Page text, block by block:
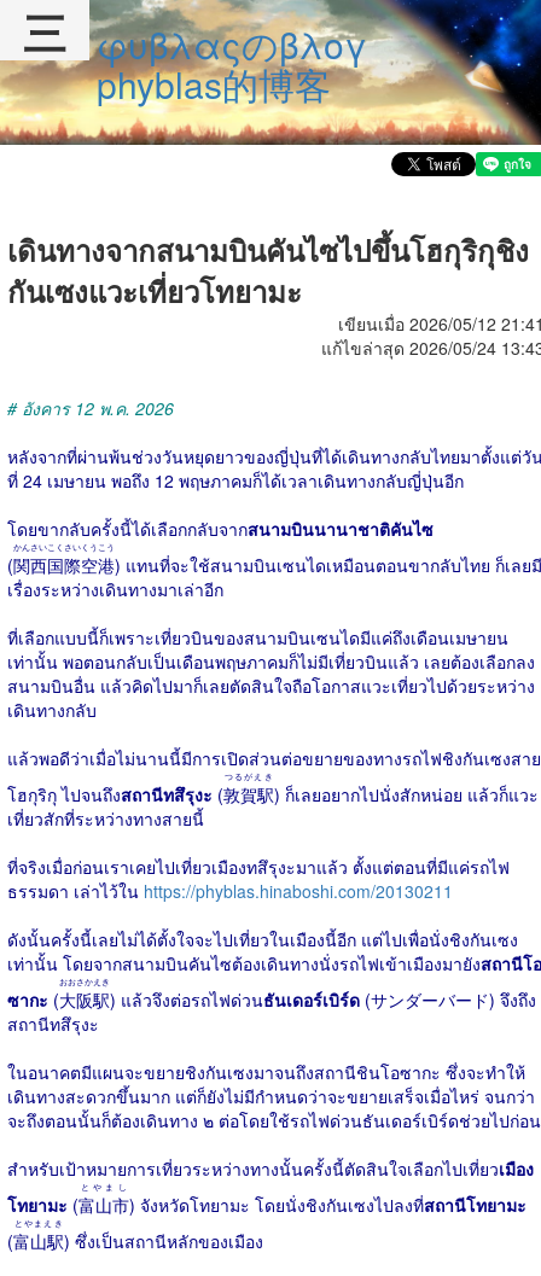
φυβλαςのβλογ
phyblas的博客
เดินทางจากสนามบินคันไซไปขึ้นโฮกุริกุชิง
กันเซงแวะเที่ยวโทยามะ
เขียนเมื่อ 2026/05/12
แก้ไขล่าสุด 2026/05/24
# อังคาร 12 พ.ค. 2026
หลังจากที่ผ่านพ้นช่วงวันหยุดยาวของญี่ปุ่นที่ได้เดินทางกลับไทยมาตั้งแต่วั
ที่ 24 เมษายน พอถึง 12 พฤษภาคมก็ได้เวลาเดินทางกลับญี่ปุ่นอีก
โดยขากลับครั้งนี้ได้เลือกกลับจากสนามบินนานาชาติคันไซ
(関西国際空港
かんさいこくさいくうこう
) แทนที่จะใช้สนามบินเซนไดเหมือนตอนขากลับไทย ก็เลยมี
เรื่องระหว่างเดินทางมาเล่าอีก
ที่เลือกแบบนี้ก็เพราะเที่ยวบินของสนามบินเซนไดมีแค่ถึงเดือนเมษายน
เท่านั้น พอตอนกลับเป็นเดือนพฤษภาคมก็ไม่มีเที่ยวบินแล้ว เลยต้องเลือกลง
สนามบินอื่น แล้วคิดไปมาก็เลยตัดสินใจถือโอกาสแวะเที่ยวไปด้วยระหว่าง
เดินทางกลับ
แล้วพอดีว่าเมื่อไม่นานนี้มีการเปิดส่วนต่อขยายของทางรถไฟชิงกันเซงสาย
โฮกุริกุ ไปจนถึงสถานีทสึรุงะ (敦賀駅
つるがえき
) ก็เลยอยากไปนั่งสักหน่อย แล้วก็แวะ
เที่ยวสักที่ระหว่างทางสายนี้
ที่จริงเมื่อก่อนเราเคยไปเที่ยวเมืองทสึรุงะมาแล้ว ตั้งแต่ตอนที่มีแค่รถไฟ
ธรรมดา เล่าไว้ใน https://phyblas.hinaboshi.com/20130211
ดังนั้นครั้งนี้เลยไม่ได้ตั้งใจจะไปเที่ยวในเมืองนี้อีก แต่ไปเพื่อนั่งชิงกันเซง
เท่านั้น โดยจากสนามบินคันไซต้องเดินทางนั่งรถไฟเข้าเมืองมายังสถานีโอ
ซากะ (大阪駅
おおさかえき
) แล้วจึงต่อรถไฟด่วนธันเดอร์เบิร์ด (サンダーバード) จึงถึง
สถานีทสึรุงะ
ในอนาคตมีแผนจะขยายชิงกันเซงมาจนถึงสถานีชินโอซากะ ซึ่งจะทำให้
เดินทางสะดวกขึ้นมาก แต่ก็ยังไม่มีกำหนดว่าจะขยายเสร็จเมื่อไหร่ จนกว่า
จะถึงตอนนั้นก็ต้องเดินทาง ๒ ต่อโดยใช้รถไฟด่วนธันเดอร์เบิร์ดช่วยไปก่อน
สำหรับเป้าหมายการเที่ยวระหว่างทางนั้นครั้งนี้ตัดสินใจเลือกไปเที่ยวเมือง
โทยามะ (富山市
とやまし
) จังหวัดโทยามะ โดยนั่งชิงกันเซงไปลงที่สถานีโทยามะ
(富山駅
とやまえき
) ซึ่งเป็นสถานีหลักของเมือง
三